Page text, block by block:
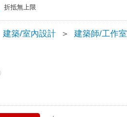
折抵無上限
建築/室內設計 ＞ 建築師/工作室